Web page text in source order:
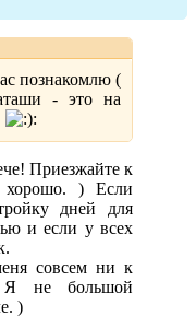
познакомлю (
- это на
:
Приезжайте к
) Если
дней для
и если у всех
совсем ни к
Я не большой
)